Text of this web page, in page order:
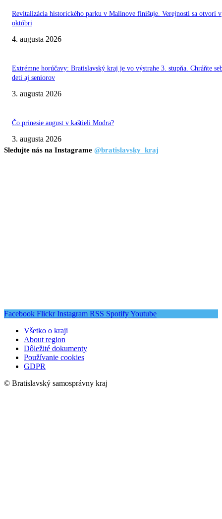
Revitalizácia historického parku v Malinove finišuje. Verejnosti sa otvorí v
októbri
4. augusta 2026
Extrémne horúčavy: Bratislavský kraj je vo výstrahe 3. stupňa. Chráňte
deti aj seniorov
3. augusta 2026
Čo prinesie august v kaštieli Modra?
3. augusta 2026
Sledujte nás na Instagrame @bratislavsky_kraj
Facebook Flickr Instagram RSS SpotifyYoutube
Všetko o kraji
About region
Dôležité dokumenty
Používanie cookies
GDPR
© Bratislavský samosprávny kraj